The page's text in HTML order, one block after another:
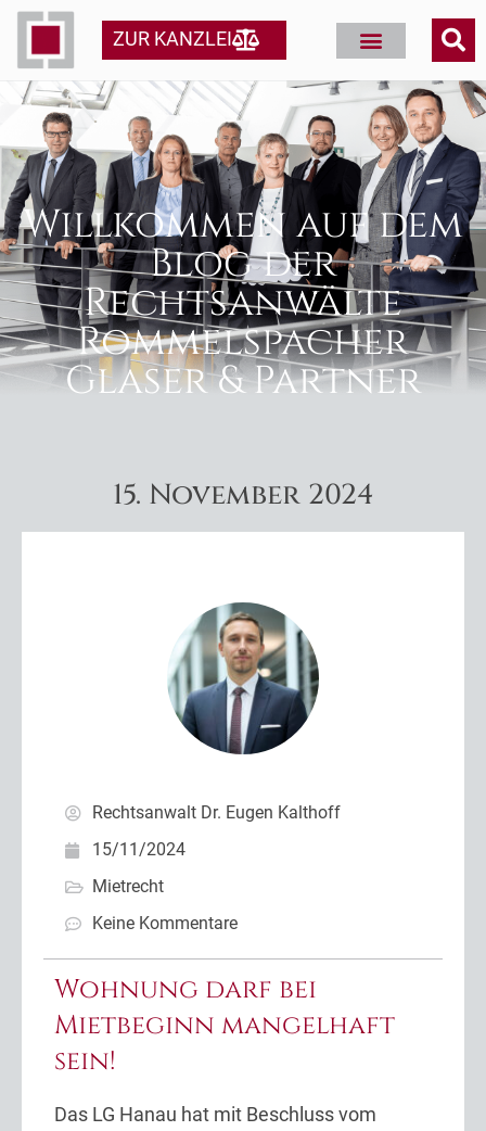
ZUR KANZLEI
Willkommen auf dem
Blog der
Rechtsanwälte
Rommelspacher
Glaser & Partner
15. November 2024
Rechtsanwalt Dr. Eugen Kalthoff
15/11/2024
Mietrecht
Keine Kommentare
Wohnung darf bei
Mietbeginn mangelhaft
sein!
Das LG Hanau hat mit Beschluss vom